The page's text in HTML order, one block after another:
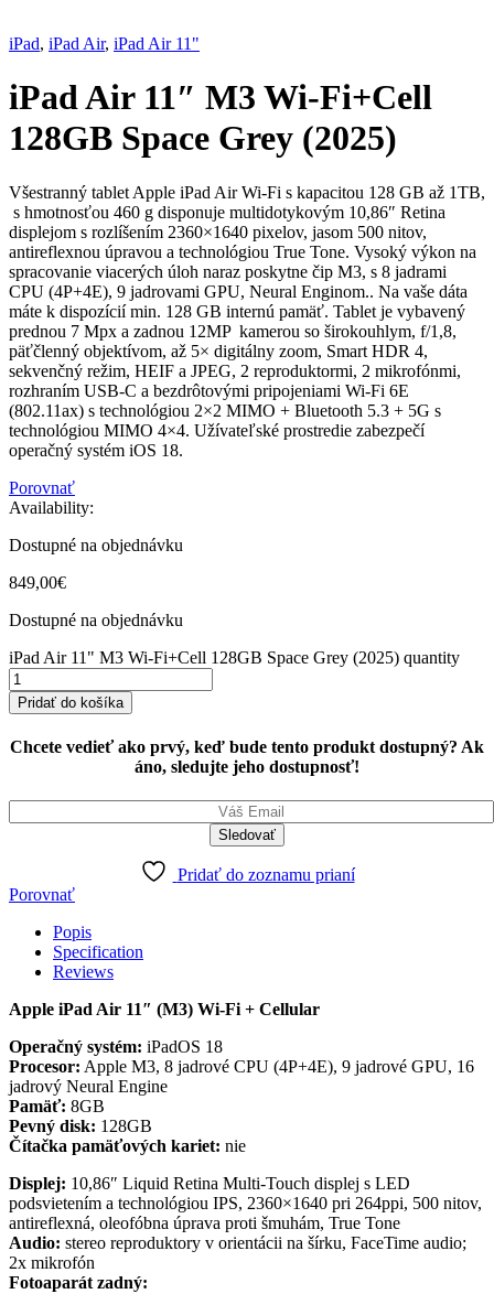
iPad, iPad Air, iPad Air 11"
iPad Air 11″ M3 Wi-Fi+Cell
128GB Space Grey (2025)
Všestranný tablet Apple iPad Air Wi-Fi s kapacitou 128 GB až 1TB,
s hmotnosťou 460 g disponuje multidotykovým 10,86″ Retina
displejom s rozlíšením 2360×1640 pixelov, jasom 500 nitov,
antireflexnou úpravou a technológiou True Tone. Vysoký výkon na
spracovanie viacerých úloh naraz poskytne čip M3, s 8 jadrami
CPU (4P+4E), 9 jadrovami GPU, Neural Enginom.. Na vaše dáta
máte k dispozícií min. 128 GB internú pamäť. Tablet je vybavený
prednou 7 Mpx a zadnou 12MP kamerou so širokouhlym, f/1,8,
päťčlenný objektívom, až 5× digitálny zoom, Smart HDR 4,
sekvenčný režim, HEIF a JPEG, 2 reproduktormi, 2 mikrofónmi,
rozhraním USB-C a bezdrôtovými pripojeniami Wi-Fi 6E
(802.11ax) s technológiou 2×2 MIMO + Bluetooth 5.3 + 5G s
technológiou MIMO 4×4. Užívateľské prostredie zabezpečí
operačný systém iOS 18.
Porovnať
Availability:
Dostupné na objednávku
849,00€
Dostupné na objednávku
iPad Air 11" M3 Wi-Fi+Cell 128GB Space Grey (2025) quantity
Pridať do košíka
Chcete vedieť ako prvý, keď bude tento produkt dostupný? Ak
áno, sledujte jeho dostupnosť!
Pridať do zoznamu prianí
Porovnať
Popis
Specification
Reviews
Apple iPad Air 11″ (M3) Wi-Fi + Cellular
Operačný systém: iPadOS 18
Procesor: Apple M3, 8 jadrové CPU (4P+4E), 9 jadrové GPU, 16
jadrový Neural Engine
Pamäť: 8GB
Pevný disk: 128GB
Čítačka pamäťových kariet: nie
Displej: 10,86″ Liquid Retina Multi-Touch displej s LED
podsvietením a technológiou IPS, 2360×1640 pri 264ppi, 500 nitov,
antireflexná, oleofóbna úprava proti šmuhám, True Tone
Audio: stereo reproduktory v orientácii na šírku, FaceTime audio;
2x mikrofón
Fotoaparát zadný: